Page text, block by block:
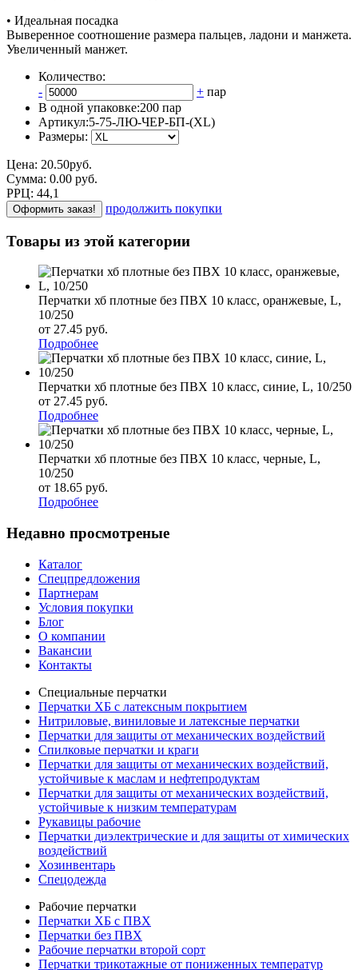
• Идеальная посадка
Выверенное соотношение размера пальцев, ладони и манжета.
Увеличенный манжет.
Количество:
-
+ пар
В одной упаковке:200 пар
Артикул:5-75-ЛЮ-ЧЕР-БП-(XL)
Размеры:
Цена: 20.50руб.
Сумма: 0.00 руб.
РРЦ: 44,1
Оформить заказ! продолжить покупки
Товары из этой категории
Перчатки хб плотные без ПВХ 10 класс, оранжевые, L,
10/250
от 27.45 руб.
Подробнее
Перчатки хб плотные без ПВХ 10 класс, синие, L, 10/250
от 27.45 руб.
Подробнее
Перчатки хб плотные без ПВХ 10 класс, черные, L,
10/250
от 18.65 руб.
Подробнее
Недавно просмотреные
Каталог
Спецпредложения
Партнерам
Условия покупки
Блог
О компании
Вакансии
Контакты
Специальные перчатки
Перчатки ХБ с латексным покрытием
Нитриловые, виниловые и латексные перчатки
Перчатки для защиты от механических воздействий
Cпилковые перчатки и краги
Перчатки для защиты от механических воздействий,
устойчивые к маслам и нефтепродуктам
Перчатки для защиты от механических воздействий,
устойчивые к низким температурам
Рукавицы рабочие
Перчатки диэлектрические и для защиты от химических
воздействий
Хозинвентарь
Спецодежда
Рабочие перчатки
Перчатки ХБ с ПВХ
Перчатки без ПВХ
Рабочие перчатки второй сорт
Перчатки трикотажные от пониженных температур